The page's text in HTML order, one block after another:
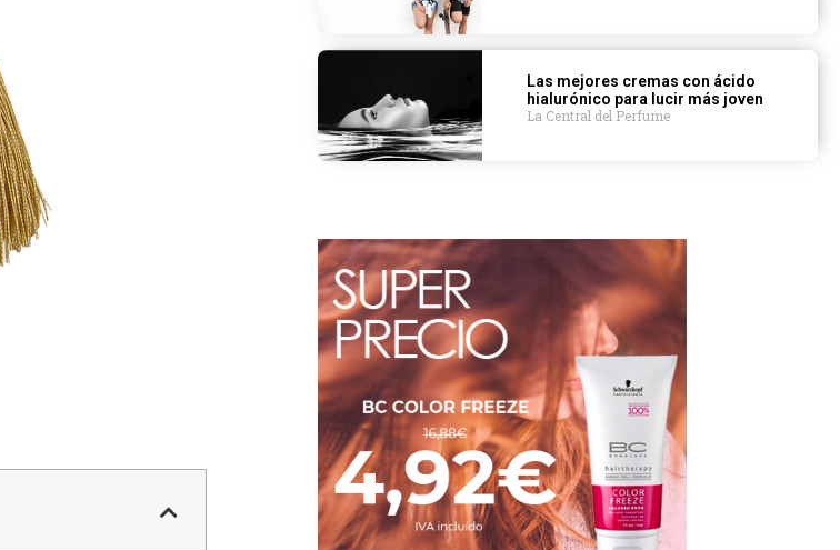
Las mejores cremas con ácido
hialurónico para lucir más joven
La Central del Perfume